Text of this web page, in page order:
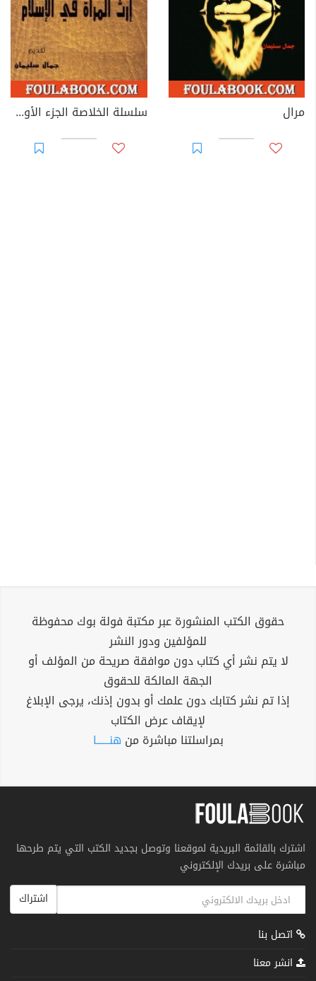
مرال سلسلة الخلاصة الجزء الأول - إرث المرأة في الإسلام
حقوق الكتب المنشورة عبر مكتبة فولة بوك محفوظة
للمؤلفين ودور النشر
لا يتم نشر أي كتاب دون موافقة صريحة من المؤلف أو
الجهة المالكة للحقوق
إذا تم نشر كتابك دون علمك أو بدون إذنك، يرجى الإبلاغ
لإيقاف عرض الكتاب
بمراسلتنا مباشرة من هنــــــا
اشترك بالقائمة البريدية لموقعنا وتوصل بجديد الكتب التي يتم طرحها
مباشرة على بريدك الإلكتروني
اشتراك
اتصل بنا
انشر معنا